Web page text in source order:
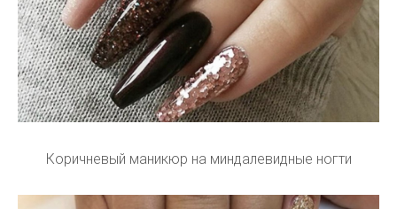
Коричневый маникюр на миндалевидные ногти